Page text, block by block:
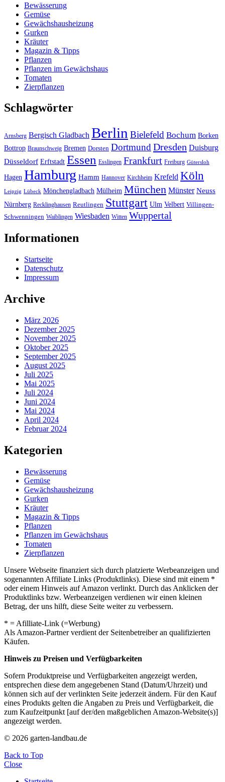
Bewässerung
Gemüse
Gewächshausheizung
Gurken
Kräuter
Magazin & Tipps
Pflanzen
Pflanzen im Gewächshaus
Tomaten
Zierpflanzen
Schlagwörter
Arnsberg Bergisch Gladbach Berlin Bielefeld Bochum Borken
Bottrop Braunschweig Bremen Dorsten DortmundDresden Duisburg
Düsseldorf Erftstadt Essen Esslingen Frankfurt Freiburg Gütersloh
Hagen Hamburg Hamm Hannover Kirchheim Krefeld Köln
Leipzig Lübeck Mönchengladbach Mülheim München Münster Neuss
Nürnberg Recklinghausen Reutlingen Stuttgart Ulm Velbert Villingen-
Schwenningen Waiblingen Wiesbaden Witten Wuppertal
Informationen
Startseite
Datenschutz
Impressum
Archive
März 2026
Dezember 2025
November 2025
Oktober 2025
September 2025
August 2025
Juli 2025
Mai 2025
Juli 2024
Juni 2024
Mai 2024
April 2024
Februar 2024
Kategorien
Bewässerung
Gemüse
Gewächshausheizung
Gurken
Kräuter
Magazin & Tipps
Pflanzen
Pflanzen im Gewächshaus
Tomaten
Zierpflanzen
Unsere Webseite finanziert sich durch platzierte Werbeanzeigen und
sogenannten Affiliate Links (Produktlinks). Diese sind mit einem *
oder einem Hinweis auf Amazon verlinkt. Durch das Anklicken der
Produktlinks bzw. Werbeanzeigen verdienen wir einen kleinen
Betrag, der uns hilft, diese Seite weiter zu verbessern.
* = Afilliate-Link (=Werbung)
Als Amazon-Partner verdient der Seitenbetreiber an qualifizierten
Käufen.
Hinweis zu Preisen und Verfügbarkeiten
Sofern Produktpreise und Verfügbarkeiten angezeigt werden,
entsprechen diese dem angegebenen Stand (Datum/Uhrzeit) und
können sich auf der verlinkten Seite jederzeit ändern. Für den Kauf
eines Produkts gelten die Angaben zu Preis und Verfügbarkeit, die
zum Kaufzeitpunkt [auf der/den maßgeblichen Amazon-Website(s)]
angezeigt werden.
© 2026 garten-landbau.de
Back to Top
Close